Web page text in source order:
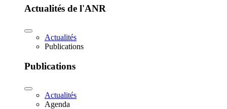
Actualités de l'ANR
Actualités
Publications
Publications
Actualités
Agenda